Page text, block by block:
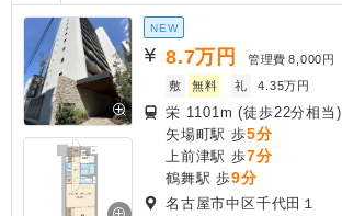
NEW
8.7万円 管理費 8,000円
敷
無料 礼 4.35万円
栄 1101m (徒歩22分相当)
矢場町駅 歩5分
上前津駅 歩7分
鶴舞駅 歩9分
名古屋市中区千代田１